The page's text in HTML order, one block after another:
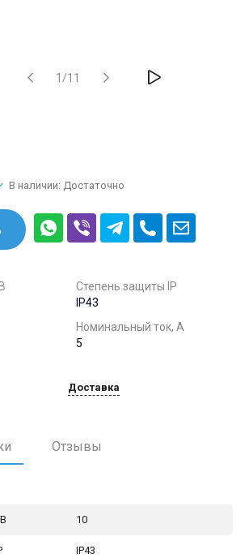
1/11
В наличии: Достаточно
Степень защиты IP
IP43
Номинальный ток, А
5
Доставка
Отзывы
10
IP43